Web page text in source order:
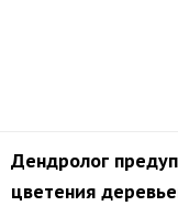
Дендролог
цветения